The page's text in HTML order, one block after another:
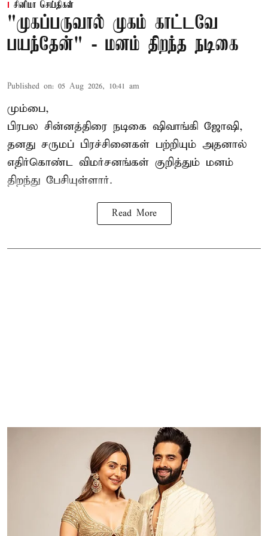
சினிமா செய்திகள்
"முகப்பருவால் முகம் காட்டவே
பயந்தேன்" - மனம் திறந்த நடிகை
Published on: 05 Aug 2026, 10:41 am
மும்பை,
பிரபல சின்னத்திரை நடிகை ஷிவாங்கி ஜோஷி,
தனது சருமப் பிரச்சினைகள் பற்றியும் அதனால்
எதிர்கொண்ட விமர்சனங்கள் குறித்தும் மனம்
திறந்து பேசியுள்ளார்.
Read More